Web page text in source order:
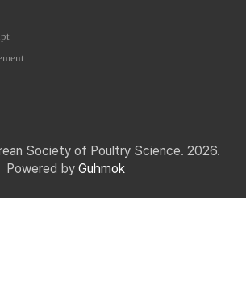
Society of Poultry Science. 2026.
Powered by Guhmok